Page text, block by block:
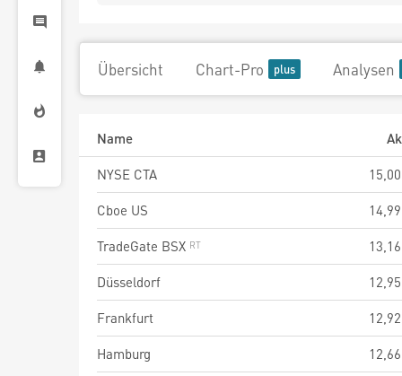
Übersicht Chart-Pro Analysen
Name
NYSE CTA
15,00
Cboe US
14,99
TradeGate BSX
13,16
Düsseldorf
12,95
Frankfurt
12,92
Hamburg
12,66